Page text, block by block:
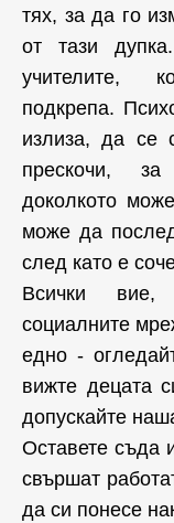
тях, за да го
от тази
учителите,
подкрепа.
излиза, да се
прескочи,
доколкото
може да
след като е
Всички
социалните
едно -
вижте децата
допускайте
Оставете съда
свършат
да си понесе